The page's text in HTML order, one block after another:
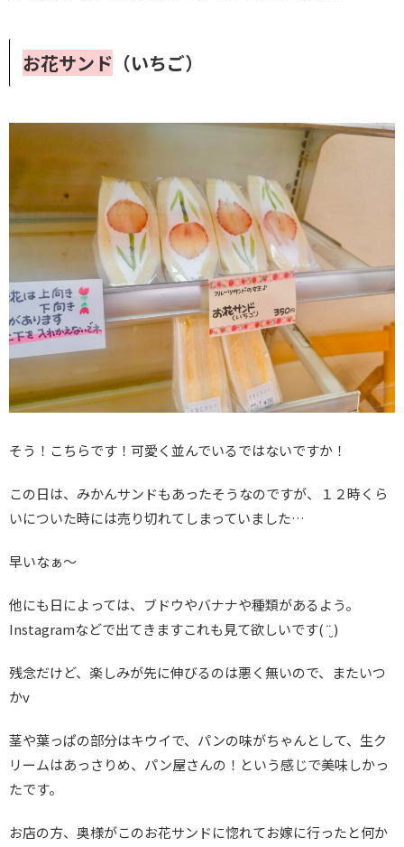
お花サンド （いちご）
そう！こちらです！可愛く並んでいるではないですか！
この日は、みかんサンドもあったそうなのですが、１２時くら
いについた時には売り切れてしまっていました…
早いなぁ〜
他にも日によっては、ブドウやバナナや種類があるよう。
Instagramなどで出てきますこれも見て欲しいです( ¨̮ )
残念だけど、楽しみが先に伸びるのは悪く無いので、またいつ
かv
茎や葉っぱの部分はキウイで、パンの味がちゃんとして、生ク
リームはあっさりめ、パン屋さんの！という感じで美味しかっ
たです。
お店の方、奥様がこのお花サンドに惚れてお嫁に行ったと何か